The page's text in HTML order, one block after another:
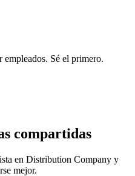
Sé el primero.
compartidas
en Distribution Company y
mejor.